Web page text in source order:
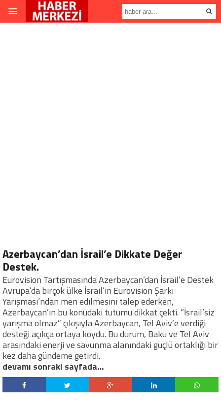
Azerbaycan’dan İsrail’e Dikkate Değer
Destek.
Eurovision Tartışmasında Azerbaycan’dan İsrail’e Destek
Avrupa’da birçok ülke İsrail’in Eurovision Şarkı
Yarışması’ndan men edilmesini talep ederken,
Azerbaycan’ın bu konudaki tutumu dikkat çekti. “İsrail’siz
yarışma olmaz” çıkışıyla Azerbaycan, Tel Aviv’e verdiği
desteği açıkça ortaya koydu. Bu durum, Bakü ve Tel Aviv
arasındaki enerji ve savunma alanındaki güçlü ortaklığı bir
kez daha gündeme getirdi.
devamı sonraki sayfada…